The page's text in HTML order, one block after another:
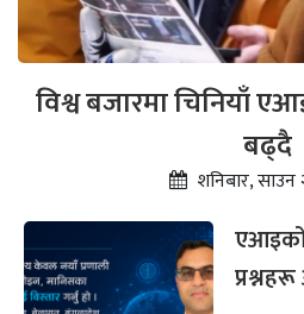
विश्व बजारमा चिनियाँ
बढ्दै
शनिबार,